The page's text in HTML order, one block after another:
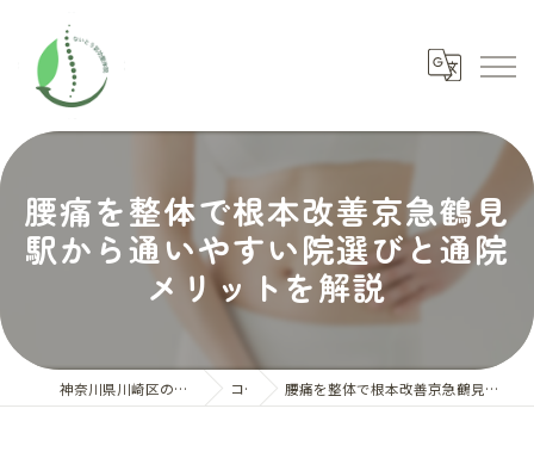
腰痛を整体で根本改善京急鶴見
駅から通いやすい院選びと通院
メリットを解説
神奈川県川崎区の整体ならないとう氣功整体院 コラム 腰痛を整体で根本改善京急鶴見駅から通いやすい院選びと通院メリットを解説